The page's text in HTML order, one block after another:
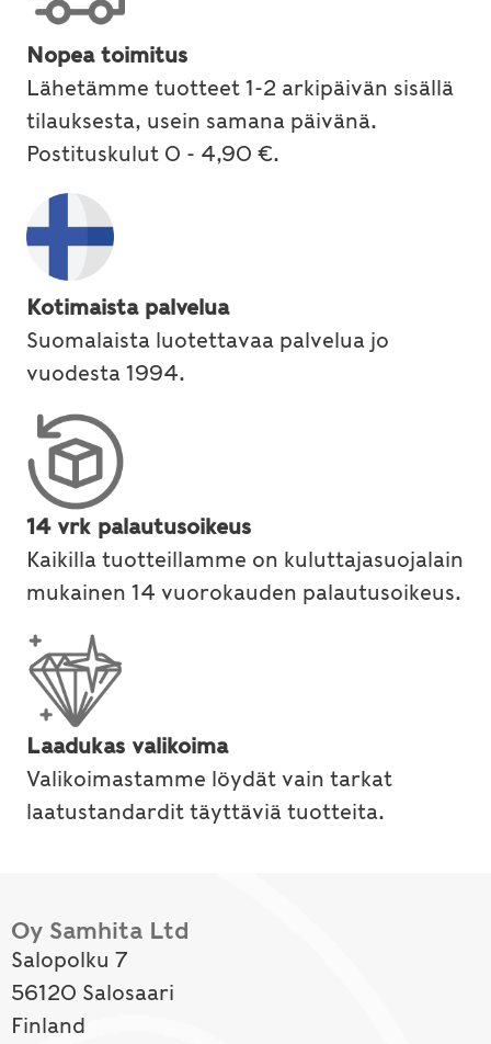
Nopea toimitus
Lähetämme tuotteet 1-2 arkipäivän sisällä
tilauksesta, usein samana päivänä.
Postituskulut 0 - 4,90 €.
Kotimaista palvelua
Suomalaista luotettavaa palvelua jo
vuodesta 1994.
14 vrk palautusoikeus
Kaikilla tuotteillamme on kuluttajasuojalain
mukainen 14 vuorokauden palautusoikeus.
Laadukas valikoima
Valikoimastamme löydät vain tarkat
laatustandardit täyttäviä tuotteita.
Oy Samhita Ltd
Salopolku 7
56120 Salosaari
Finland